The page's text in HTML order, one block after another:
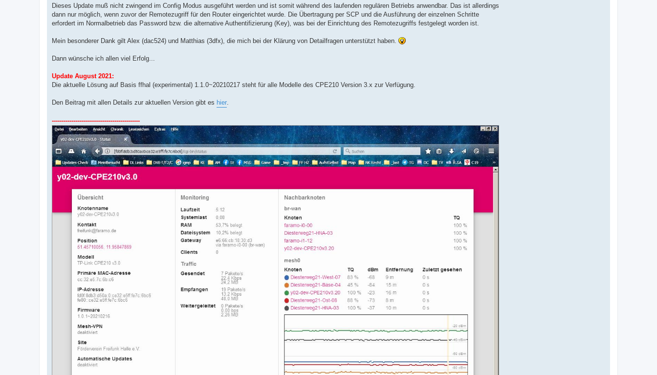
Dieses Update muß nicht zwingend im Config Modus ausgeführt werden und ist somit während des laufenden regulären Betriebs anwendbar. Das ist allerdings
dann nur möglich, wenn zuvor der Remotezugriff für den Router eingerichtet wurde. Die Übertragung per SCP und die Ausführung der einzelnen Schritte
erfordert im Normalbetrieb das Password bzw. die alternative Authentifizierung (Key), was bei der Einrichtung des Remotezugriffs festgelegt worden ist.
Mein besonderer Dank gilt Alex (dac524) und Matthias (3dfx), die mich bei der Klärung von Detailfragen unterstützt haben.
Dann wünsche ich allen viel Erfolg...
Update August 2021:
Die aktuelle Lösung auf Basis ffhal (experimental) 1.1.0~20210217 steht für alle Modelle des CPE210 Version 3.x zur Verfügung.
Den Beitrag mit allen Details zur aktuellen Version gibt es hier
---------------------------------------------